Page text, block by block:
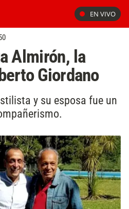
EN VIVO
Almirón, la
Giordano
y su esposa fue un